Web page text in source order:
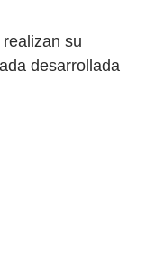
su
desarrollada